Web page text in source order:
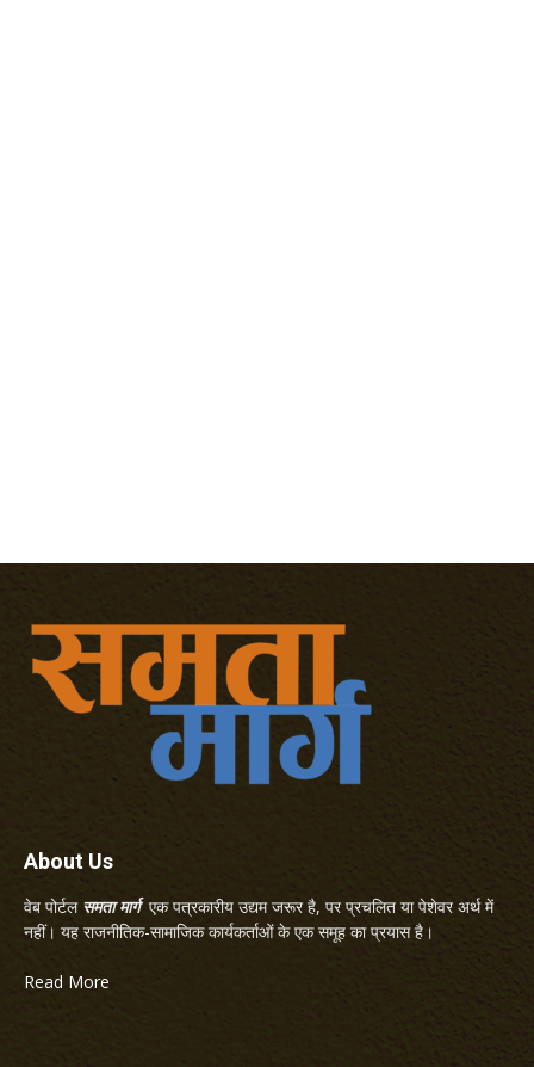
About Us
वेब पोर्टल समता मार्गएक पत्रकारीय उद्यम जरूर है, पर प्रचलित या पेशेवर अर्थ में
नहीं। यह राजनीतिक-सामाजिक कार्यकर्ताओं के एक समूह का प्रयास है।
Read More